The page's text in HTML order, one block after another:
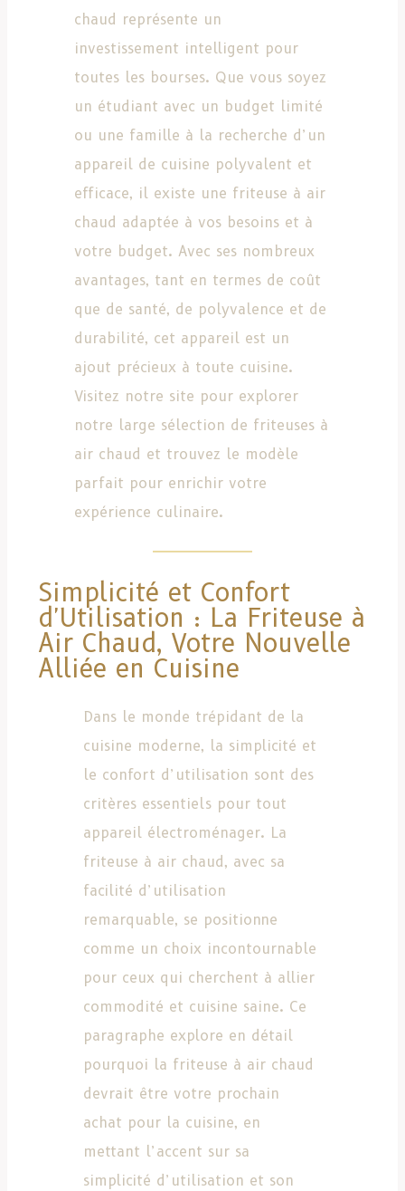
chaud représente un
investissement intelligent pour
toutes les bourses. Que vous soyez
un étudiant avec un budget limité
ou une famille à la recherche d’un
appareil de cuisine polyvalent et
efficace, il existe une friteuse à air
chaud adaptée à vos besoins et à
votre budget. Avec ses nombreux
avantages, tant en termes de coût
que de santé, de polyvalence et de
durabilité, cet appareil est un
ajout précieux à toute cuisine.
Visitez notre site pour explorer
notre large sélection de friteuses à
air chaud et trouvez le modèle
parfait pour enrichir votre
expérience culinaire.
Simplicité et Confort
d'Utilisation : La Friteuse à
Air Chaud, Votre Nouvelle
Alliée en Cuisine
Dans le monde trépidant de la
cuisine moderne, la simplicité et
le confort d’utilisation sont des
critères essentiels pour tout
appareil électroménager. La
friteuse à air chaud, avec sa
facilité d’utilisation
remarquable, se positionne
comme un choix incontournable
pour ceux qui cherchent à allier
commodité et cuisine saine. Ce
paragraphe explore en détail
pourquoi la friteuse à air chaud
devrait être votre prochain
achat pour la cuisine, en
mettant l’accent sur sa
simplicité d’utilisation et son